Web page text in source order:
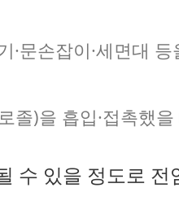
·문손잡이·세면대
졸)을 흡입·접촉했을
수 있을 정도로 전